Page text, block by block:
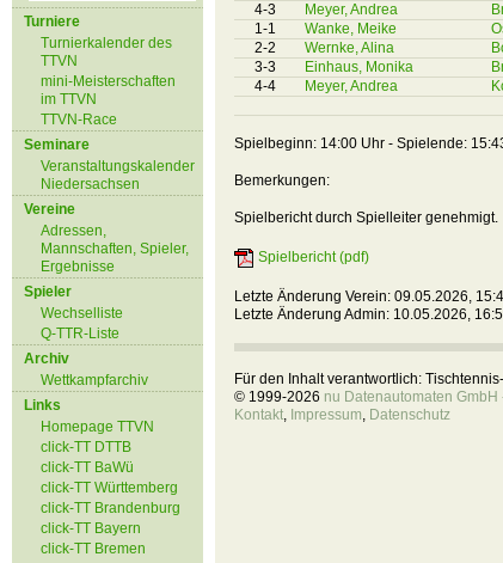
Turniere
Turnierkalender des
TTVN
mini-Meisterschaften
im TTVN
TTVN-Race
Seminare
Veranstaltungskalender
Niedersachsen
Vereine
Adressen,
Mannschaften, Spieler,
Ergebnisse
Spieler
Wechselliste
Q-TTR-Liste
Archiv
Wettkampfarchiv
Links
Homepage TTVN
click-TT DTTB
click-TT BaWü
click-TT Württemberg
click-TT Brandenburg
click-TT Bayern
click-TT Bremen
4-3
Meyer, Andrea
1-1
Wanke, Meike
2-2
Wernke, Alina
3-3
Einhaus, Monika
4-4
Meyer, Andrea
Spielbeginn: 14:00 Uhr - Spielende:
Bemerkungen:
Spielbericht durch Spielleiter genehmigt.
Spielbericht (pdf)
Letzte Änderung Verein: 09.05.2026,
Letzte Änderung Admin: 10.05.2026,
Für den Inhalt verantwortlich:
© 1999-2026 nu Datenautomaten
Kontakt, Impressum, Datenschutz